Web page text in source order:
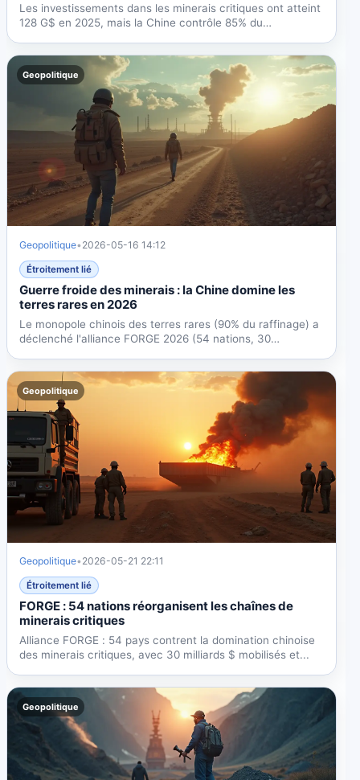
Les investissements dans les minerais critiques ont atteint
128 G$ en 2025, mais la Chine contrôle 85% du
Geopolitique
Geopolitique• 2026-05-16 14:12
Étroitement lié
Guerre froide des minerais : la Chine domine les
terres rares en 2026
Le monopole chinois des terres rares (90% du raffinage) a
déclenché l'alliance FORGE 2026 (54 nations, 30
Geopolitique
Geopolitique• 2026-05-21 22:11
Étroitement lié
FORGE : 54 nations réorganisent les chaînes de
minerais critiques
Alliance FORGE : 54 pays contrent la domination chinoise
des minerais critiques, avec 30 milliards $ mobilisés et...
Geopolitique